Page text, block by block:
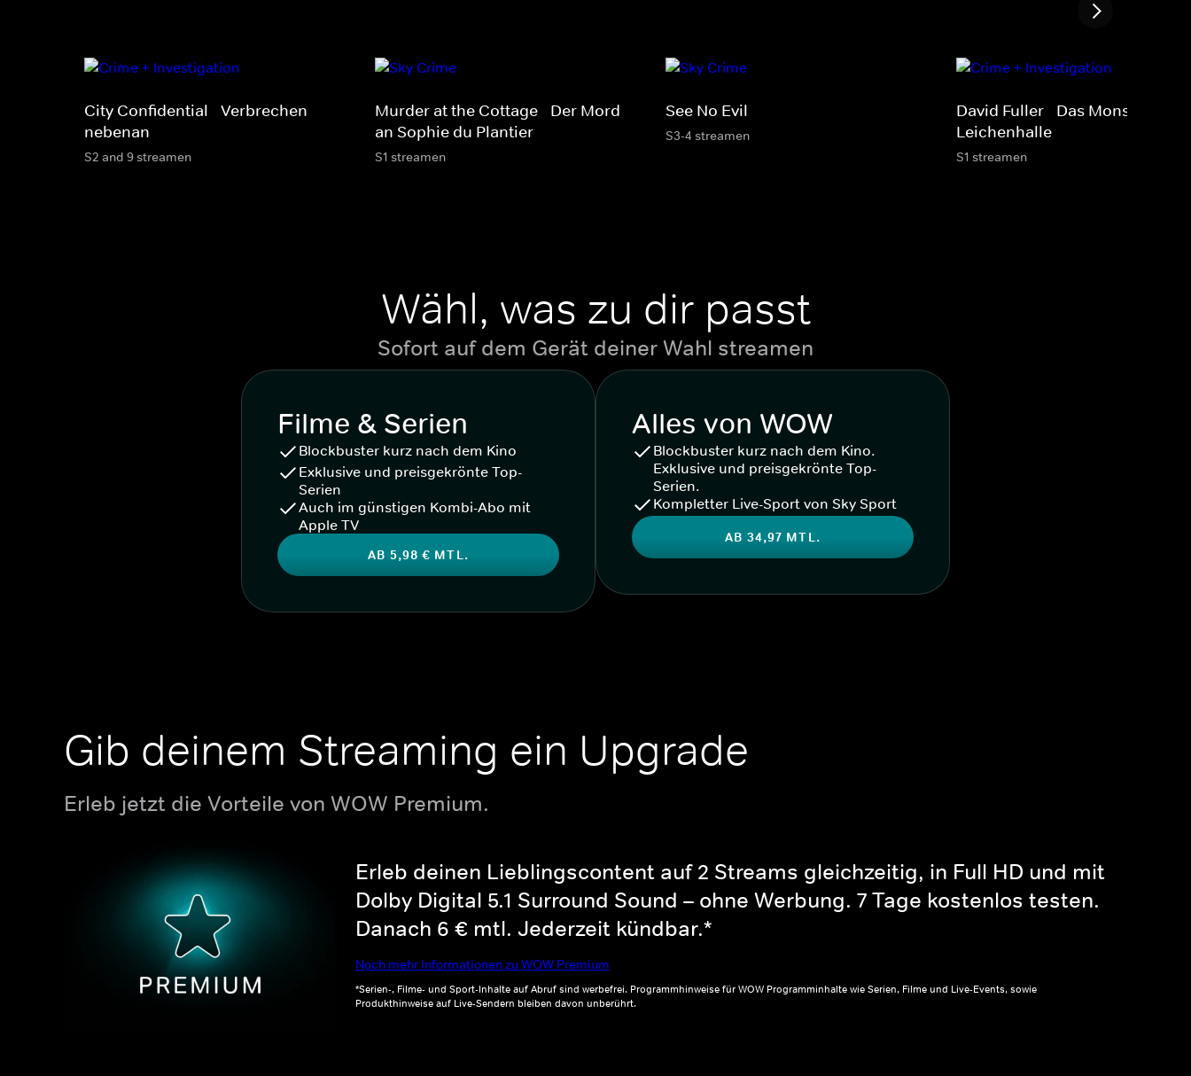
City Confidential - Verbrechen
nebenan
S2 and 9 streamen
Murder at the Cottage - Der Mord
an Sophie du Plantier
S1 streamen
See No Evil
S3-4 streamen
David Fuller - Das Monster in
Leichenhalle
S1 streamen
Wähl, was zu dir passt
Sofort auf dem Gerät deiner Wahl streamen
Filme & Serien
Blockbuster kurz nach dem Kino
Exklusive und preisgekrönte Top-
Serien
Auch im günstigen Kombi-Abo mit
Apple TV
AB 5,98 € MTL.
Alles von WOW
Blockbuster kurz nach dem Kino.
Exklusive und preisgekrönte Top-
Serien.
Kompletter Live-Sport von Sky Sport
AB 34,97 MTL.
Gib deinem Streaming ein Upgrade
Erleb jetzt die Vorteile von WOW Premium.
Erleb deinen Lieblingscontent auf 2 Streams gleichzeitig, in Full HD und mit
Dolby Digital 5.1 Surround Sound – ohne Werbung. 7 Tage kostenlos testen.
Danach 6 € mtl. Jederzeit kündbar.*
Noch mehr Informationen zu WOW Premium
*Serien-, Filme- und Sport-Inhalte auf Abruf sind werbefrei. Programmhinweise für WOW Programminhalte wie Serien, Filme und Live-Events, sowie
Produkthinweise auf Live-Sendern bleiben davon unberührt.